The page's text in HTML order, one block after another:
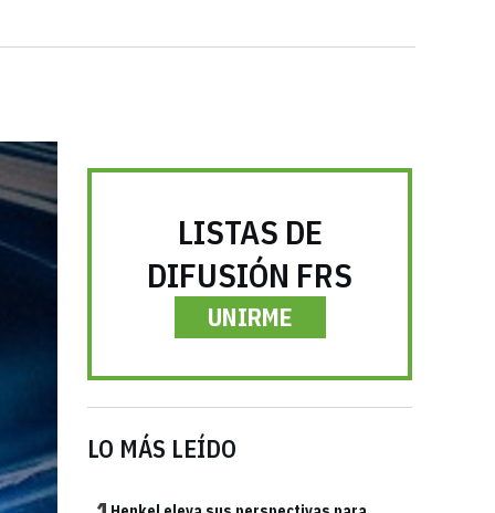
LISTAS DE
DIFUSIÓN FRS
UNIRME
LO MÁS LEÍDO